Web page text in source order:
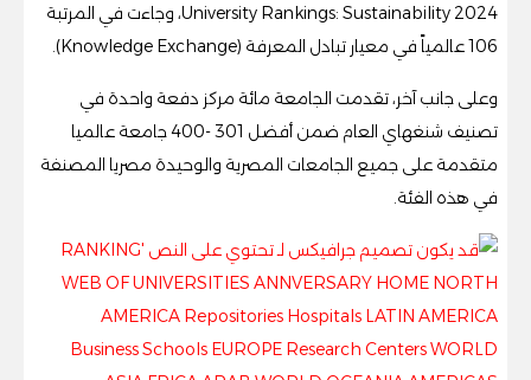
University Rankings: Sustainability 2024، وجاءت في المرتبة
106 عالمياً في معيار تبادل المعرفة (Knowledge Exchange).
وعلى جانب آخر، تقدمت الجامعة مائة مركز دفعة واحدة في
تصنيف شنغهاي العام ضمن أفضل 301 -400 جامعة عالميا
متقدمة على جميع الجامعات المصرية والوحيدة مصريا المصنفة
في هذه الفئة.